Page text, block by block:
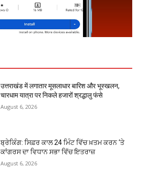
उत्तराखंड में लगातार मूसलाधार बारिश और भूस्खलन,
चारधाम यात्रा पर निकले हजारों श्रद्धालु फंसे
August 6, 2026
ਬ੍ਰੇਕਿੰਗ: ਸਿਫ਼ਰ ਕਾਲ 24 ਮਿੰਟ ਵਿੱਚ ਖ਼ਤਮ ਕਰਨ ‘ਤੇ
ਕਾਂਗਰਸ ਦਾ ਵਿਧਾਨ ਸਭਾ ਵਿੱਚ ਇਤਰਾਜ਼
August 6, 2026